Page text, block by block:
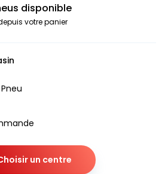
disponible
votre panier
un centre